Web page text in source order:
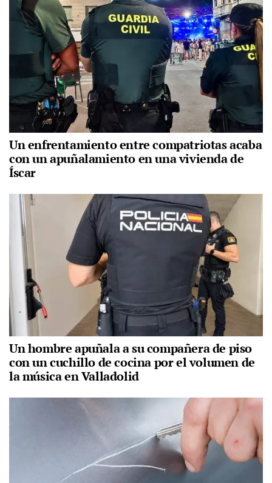
Un enfrentamiento entre compatriotas acaba
con un apuñalamiento en una vivienda de
Íscar
Un hombre apuñala a su compañera de piso
con un cuchillo de cocina por el volumen de
la música en Valladolid